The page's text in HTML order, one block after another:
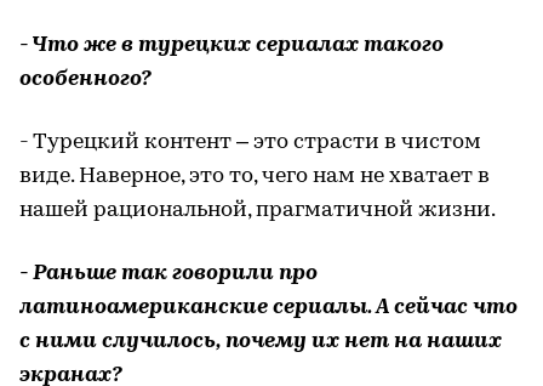
- Что же в турецких сериалах такого
особенного?
- Турецкий контент – это страсти в чистом
виде. Наверное, это то, чего нам не хватает в
нашей рациональной, прагматичной жизни.
- Раньше так говорили про
латиноамериканские сериалы. А сейчас что
с ними случилось, почему их нет на наших
экранах?